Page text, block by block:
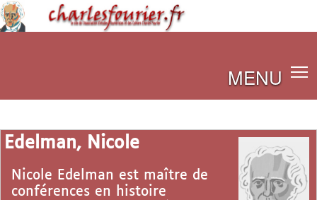
MENU
Edelman, Nicole
Nicole Edelman est maître de
conférences en histoire